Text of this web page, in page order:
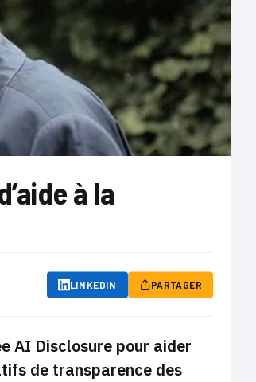
à la
LINKEDIN PARTAGER
AI Disclosure pour aider
de transparence des